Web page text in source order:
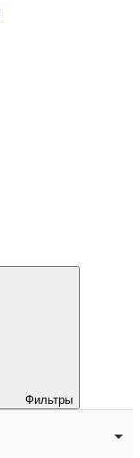
Фильтры